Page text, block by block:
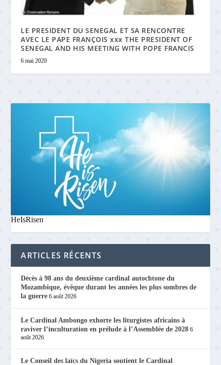
LE PRESIDENT DU SENEGAL ET SA RENCONTRE
AVEC LE PAPE FRANÇOIS xxx THE PRESIDENT OF
SENEGAL AND HIS MEETING WITH POPE FRANCIS
6 mai 2020
HeIsRisen
ARTICLES RÉCENTS
Décès à 98 ans du deuxième cardinal autochtone du
Mozambique, évêque durant les années les plus sombres de
la guerre 6 août 2026
Le Cardinal Ambongo exhorte les liturgistes africains à
raviver l’inculturation en prélude à l’Assemblée de 2028 6
août 2026
Le Conseil des laïcs du Nigeria soutient le Cardinal